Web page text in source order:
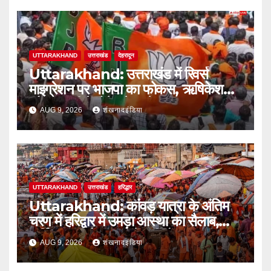
UTTARAKHAND उत्तराखंड देहरादून
Uttarakhand: उत्तराखंड में रिवर्स
माइग्रेशन पर भाजपा का फोकस, ऋषिकेश
और हल्द्वानी में होंगे बड़े सम्मेलन
AUG 9, 2026 शंखनादइंडिया
UTTARAKHAND उत्तराखंड हरिद्धार
Uttarakhand: कांवड़ यात्रा के अंतिम
चरण में हरिद्वार में उमड़ा आस्था का सैलाब,
पार्किंग फुल तो बाजारों में बढ़ी रौनक
AUG 9, 2026 शंखनादइंडिया